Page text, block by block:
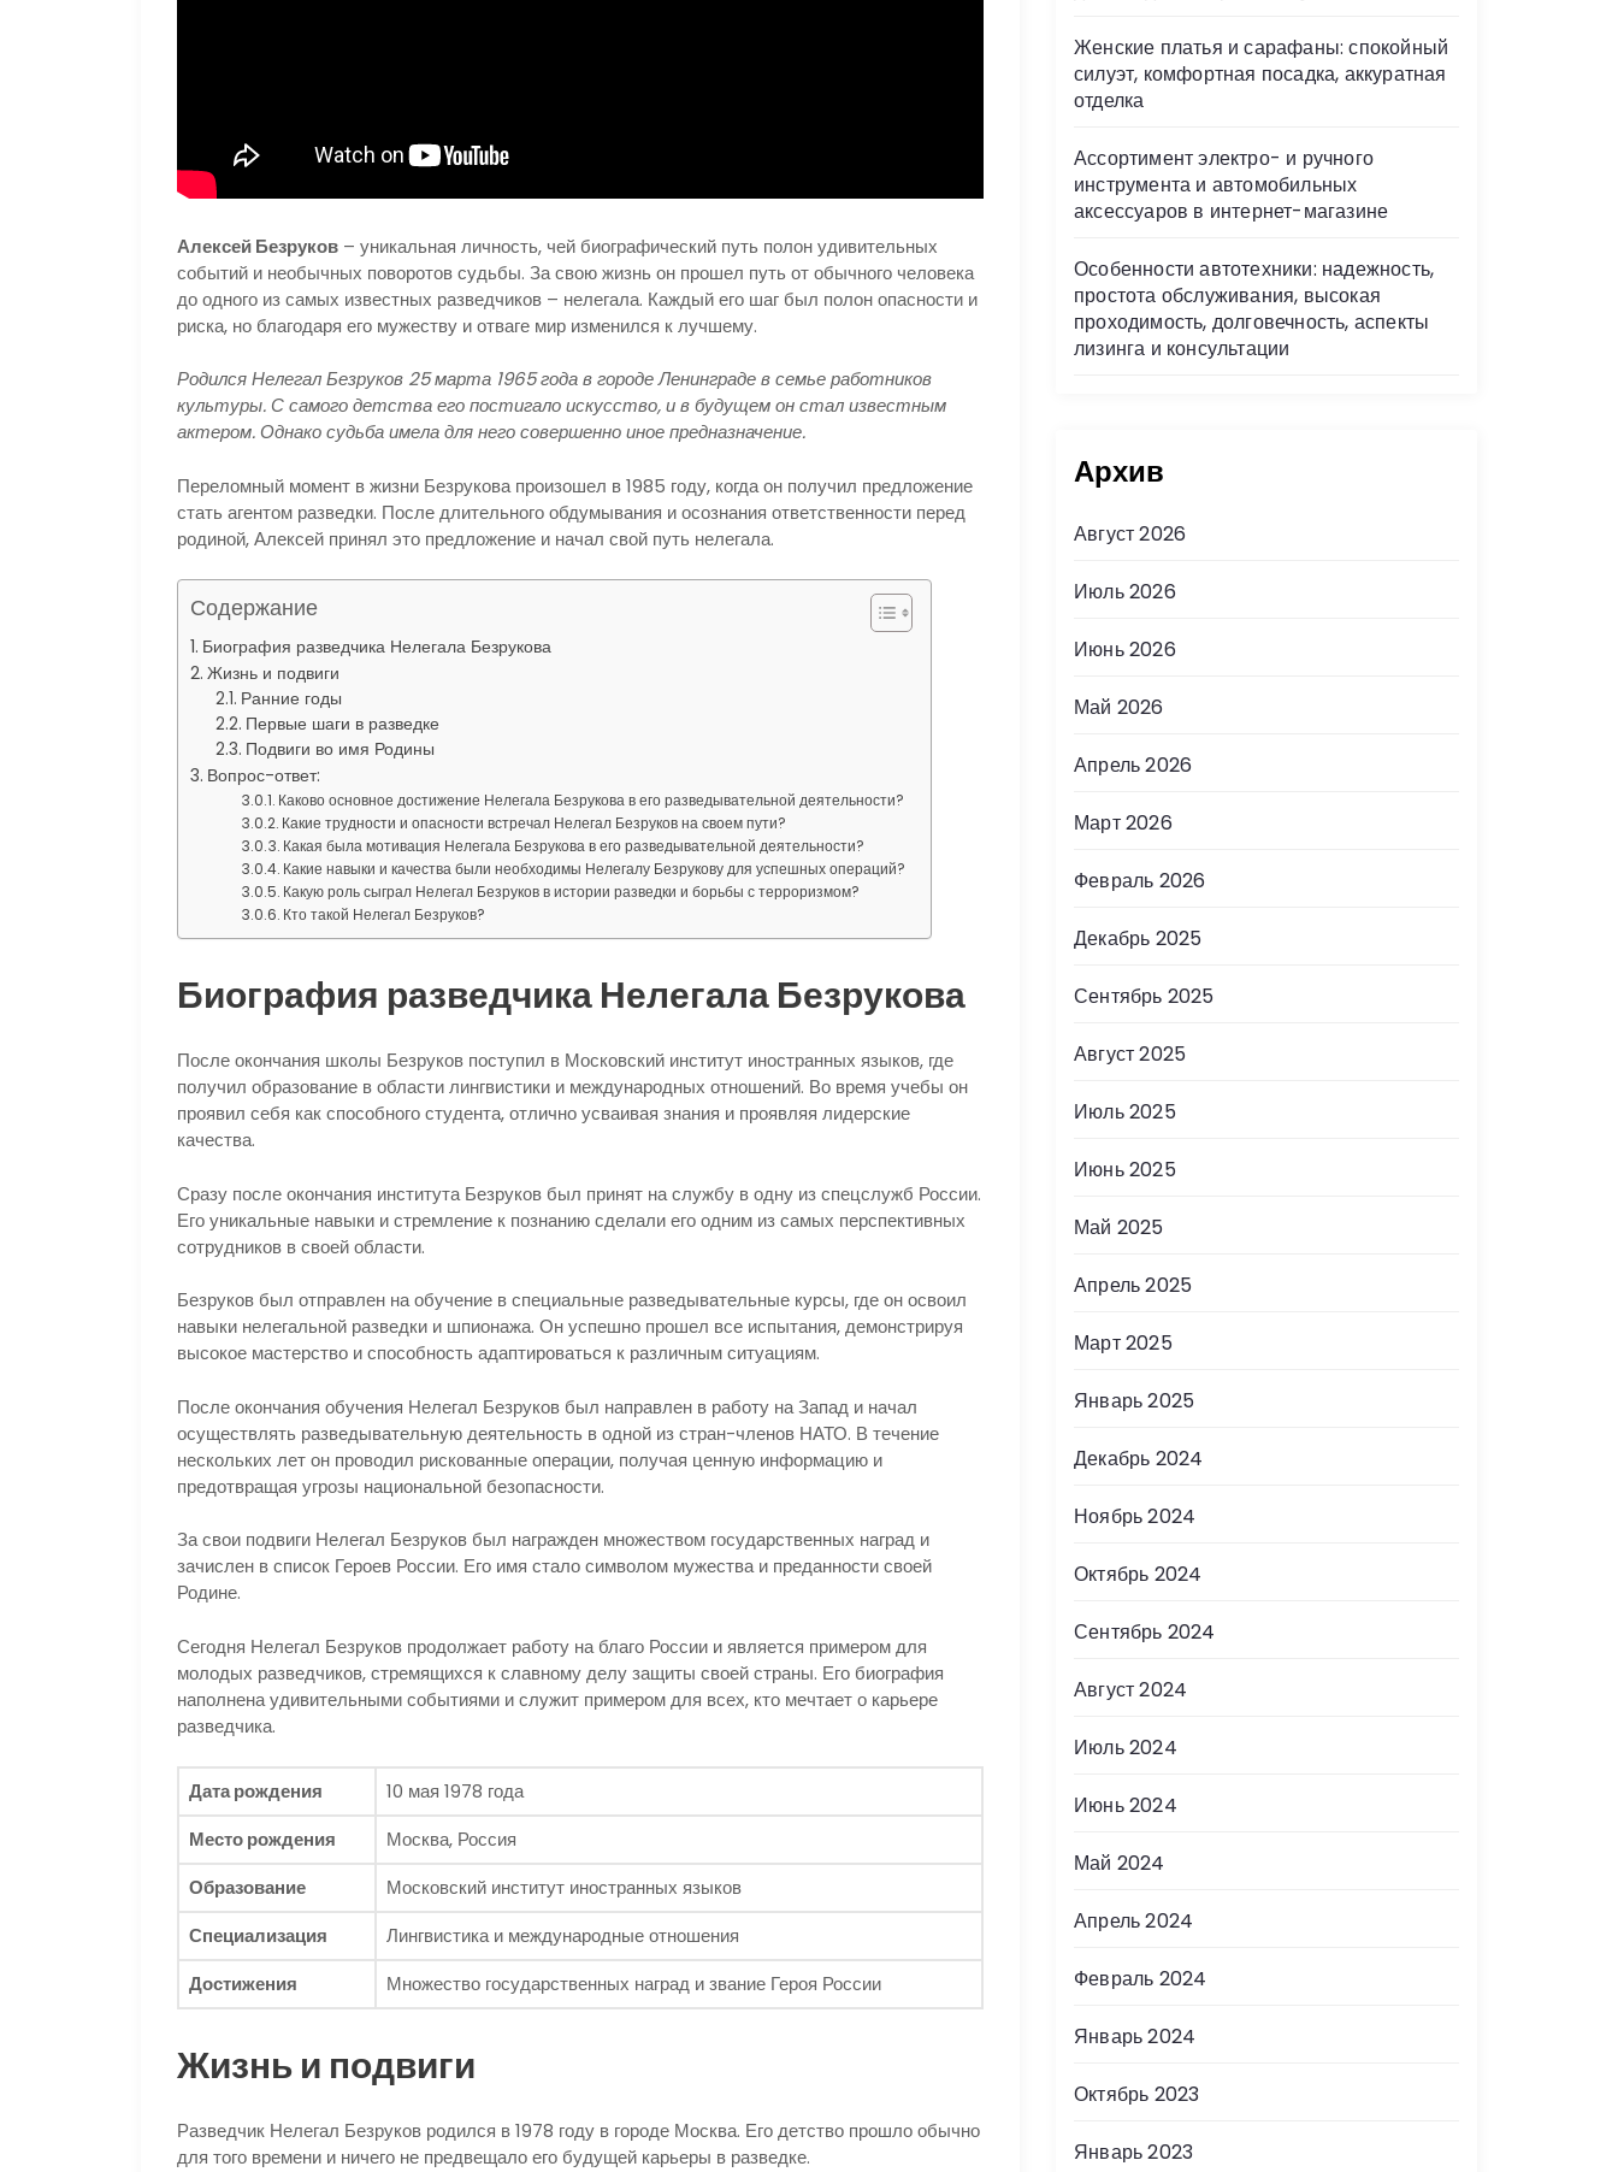
Алексей Безруков – уникальная личность, чей биографический путь полон удивительных
событий и необычных поворотов судьбы. За свою жизнь он прошел путь от обычного человека
до одного из самых известных разведчиков – нелегала. Каждый его шаг был полон опасности и
риска, но благодаря его мужеству и отваге мир изменился к лучшему.
Родился Нелегал Безруков 25 марта 1965 года в городе Ленинграде в семье работников
культуры. С самого детства его постигало искусство, и в будущем он стал известным
актером. Однако судьба имела для него совершенно иное предназначение.
Переломный момент в жизни Безрукова произошел в 1985 году, когда он получил предложение
стать агентом разведки. После длительного обдумывания и осознания ответственности перед
родиной, Алексей принял это предложение и начал свой путь нелегала.
Содержание
Биография разведчика Нелегала Безрукова
Жизнь и подвиги
Ранние годы
Первые шаги в разведке
Подвиги во имя Родины
Вопрос-ответ:
Каково основное достижение Нелегала Безрукова в его разведывательной деятельности?
Какие трудности и опасности встречал Нелегал Безруков на своем пути?
Какая была мотивация Нелегала Безрукова в его разведывательной деятельности?
Какие навыки и качества были необходимы Нелегалу Безрукову для успешных операций?
Какую роль сыграл Нелегал Безруков в истории разведки и борьбы с терроризмом?
Кто такой Нелегал Безруков?
Биография разведчика Нелегала Безрукова
После окончания школы Безруков поступил в Московский институт иностранных языков, где
получил образование в области лингвистики и международных отношений. Во время учебы он
проявил себя как способного студента, отлично усваивая знания и проявляя лидерские
качества.
Сразу после окончания института Безруков был принят на службу в одну из спецслужб России.
Его уникальные навыки и стремление к познанию сделали его одним из самых перспективных
сотрудников в своей области.
Безруков был отправлен на обучение в специальные разведывательные курсы, где он освоил
навыки нелегальной разведки и шпионажа. Он успешно прошел все испытания, демонстрируя
высокое мастерство и способность адаптироваться к различным ситуациям.
После окончания обучения Нелегал Безруков был направлен в работу на Запад и начал
осуществлять разведывательную деятельность в одной из стран-членов НАТО. В течение
нескольких лет он проводил рискованные операции, получая ценную информацию и
предотвращая угрозы национальной безопасности.
За свои подвиги Нелегал Безруков был награжден множеством государственных наград и
зачислен в список Героев России. Его имя стало символом мужества и преданности своей
Родине.
Сегодня Нелегал Безруков продолжает работу на благо России и является примером для
молодых разведчиков, стремящихся к славному делу защиты своей страны. Его биография
наполнена удивительными событиями и служит примером для всех, кто мечтает о карьере
разведчика.
Дата рождения
10 мая 1978 года
Место рождения
Москва, Россия
Образование
Московский институт иностранных языков
Специализация
Лингвистика и международные отношения
Достижения
Множество государственных наград и звание Героя России
Жизнь и подвиги
Разведчик Нелегал Безруков родился в 1978 году в городе Москва. Его детство прошло обычно
для того времени и ничего не предвещало его будущей карьеры в разведке.
Женские платья и сарафаны: спокойный
силуэт, комфортная посадка, аккуратная
отделка
Ассортимент электро- и ручного
инструмента и автомобильных
аксессуаров в интернет-магазине
Особенности автотехники: надежность,
простота обслуживания, высокая
проходимость, долговечность, аспекты
лизинга и консультации
Архив
Август 2026
Июль 2026
Июнь 2026
Май 2026
Апрель 2026
Март 2026
Февраль 2026
Декабрь 2025
Сентябрь 2025
Август 2025
Июль 2025
Июнь 2025
Май 2025
Апрель 2025
Март 2025
Январь 2025
Декабрь 2024
Ноябрь 2024
Октябрь 2024
Сентябрь 2024
Август 2024
Июль 2024
Июнь 2024
Май 2024
Апрель 2024
Февраль 2024
Январь 2024
Октябрь 2023
Январь 2023